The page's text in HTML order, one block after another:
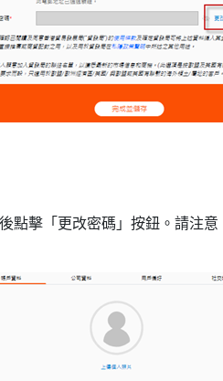
點擊「更改密碼」按鈕。請注